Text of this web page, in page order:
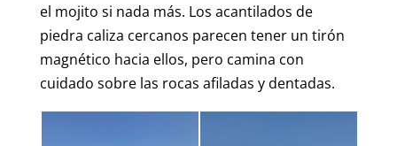
el mojito si nada más. Los acantilados de
piedra caliza cercanos parecen tener un tirón
magnético hacia ellos, pero camina con
cuidado sobre las rocas afiladas y dentadas.